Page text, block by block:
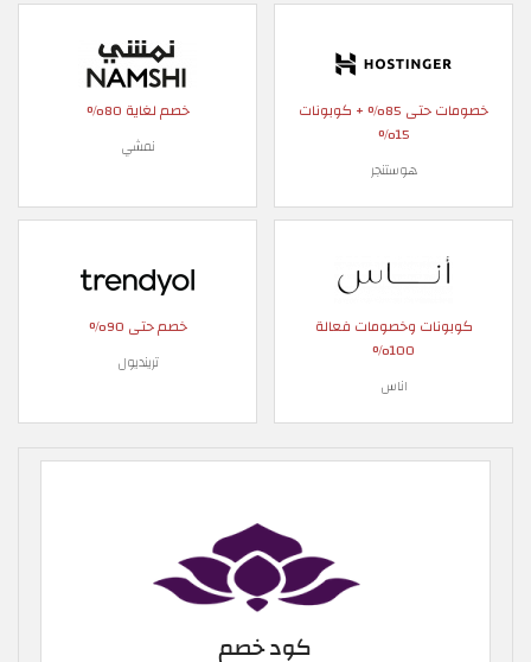
خصومات حتى 85% + كوبونات
15%
هوستنجر
خصم لغاية 80%
نمشي
كوبونات وخصومات فعالة
100%
اناس
خصم حتى 90%
ترينديول